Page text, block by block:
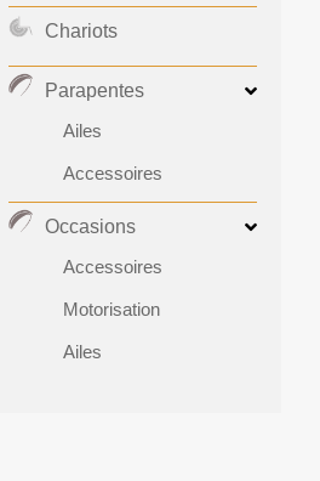
Chariots
Parapentes
Ailes
Accessoires
Occasions
Accessoires
Motorisation
Ailes